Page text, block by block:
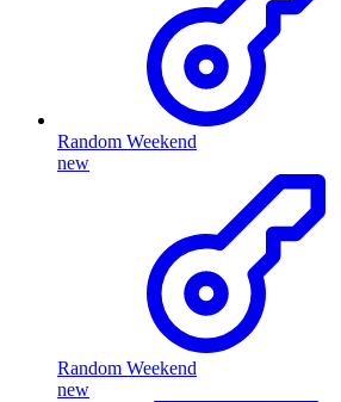
Random Weekend
new
Random Weekend
new